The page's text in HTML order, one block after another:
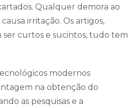
Qualquer demora ao
irritação. Os artigos,
ser curtos e sucintos, tudo tem
modernos
na obtenção do
as pesquisas e a